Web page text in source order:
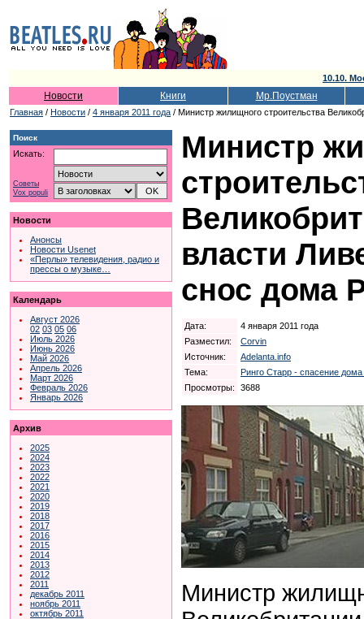
10.10.
Новости Книги Мр.Поустман
Главная / Новости / 4 января 2011 года / Министр жилищного строительства
Поиск
Искать:
Советы
Vox populi
Новости
Анонсы
Новости Usenet
«Перлы» телевидения, радио и
прессы о музыке…
Календарь
Август 2026
02 03 05 06
Июль 2026
Июнь 2026
Май 2026
Апрель 2026
Март 2026
Февраль 2026
Январь 2026
Архив
2025
2024
2023
2022
2021
2020
2019
2018
2017
2016
2015
2014
2013
2012
2011
декабрь 2011
ноябрь 2011
октябрь 2011
Министр
власти
снос дома
Дата:
4 января 2011 года
Разместил:
Corvin
Источник:
Adelanta.info
Тема:
Ринго Старр - спасение
Просмотры:
3688
Министр